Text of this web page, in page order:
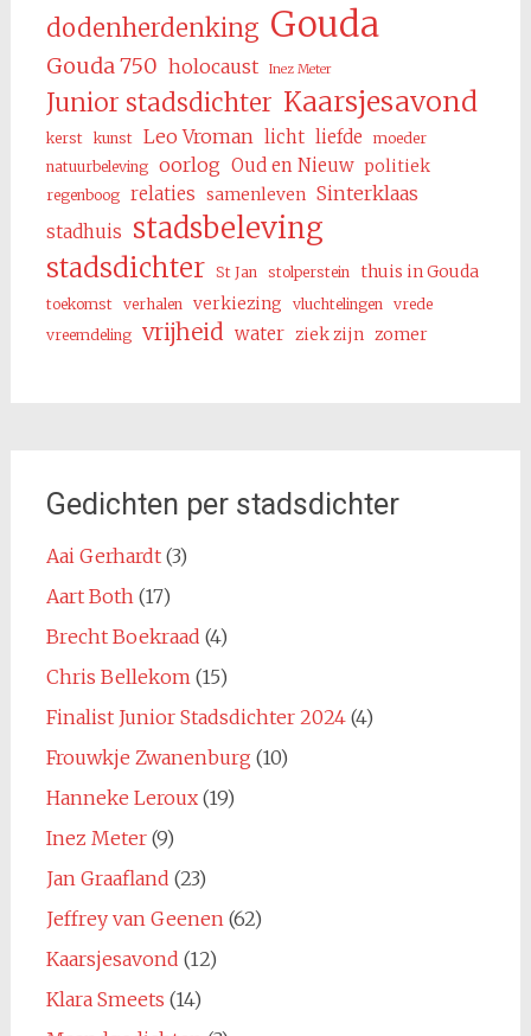
dodenherdenking Gouda
Gouda 750 holocaust Inez Meter
Junior stadsdichter Kaarsjesavond
kerst kunst Leo Vroman licht liefde
moeder
natuurbeleving
oorlog Oud en Nieuw politiek
regenboog relaties samenleven Sinterklaas
stadhuis stadsbeleving
stadsdichter St Jan stolperstein thuis in Gouda
toekomst verhalen verkiezing vluchtelingen
vrede
vreemdeling
vrijheid water ziek zijn zomer
Gedichten per stadsdichter
Aai Gerhardt(3)
Aart Both (17)
Brecht Boekraad (4)
Chris Bellekom (15)
Finalist Junior Stadsdichter 2024(4)
Frouwkje Zwanenburg (10)
Hanneke Leroux(19)
Inez Meter(9)
Jan Graafland (23)
Jeffrey van Geenen (62)
Kaarsjesavond (12)
Klara Smeets (14)